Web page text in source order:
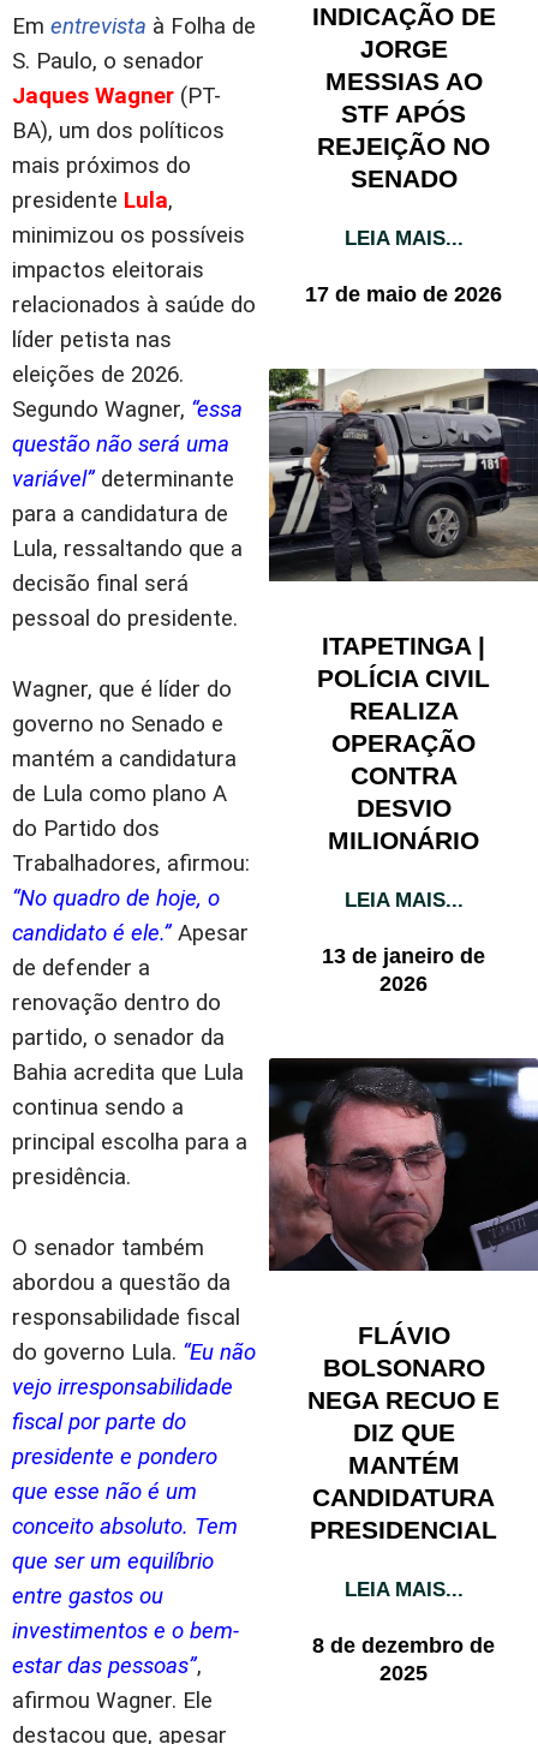
Em entrevista à Folha de
S. Paulo, o senador
Jaques Wagner (PT-
BA), um dos políticos
mais próximos do
presidente Lula,
minimizou os possíveis
impactos eleitorais
relacionados à saúde do
líder petista nas
eleições de 2026.
Segundo Wagner, “essa
questão não será uma
variável”determinante
para a candidatura de
Lula, ressaltando que a
decisão final será
pessoal do presidente.
Wagner, que é líder do
governo no Senado e
mantém a candidatura
de Lula como plano A
do Partido dos
Trabalhadores, afirmou:
“No quadro de hoje, o
candidato é ele.”Apesar
de defender a
renovação dentro do
partido, o senador da
Bahia acredita que Lula
continua sendo a
principal escolha para a
presidência.
O senador também
abordou a questão da
responsabilidade fiscal
do governo Lula. “Eu não
vejo irresponsabilidade
fiscal por parte do
presidente e pondero
que esse não é um
conceito absoluto. Tem
que ser um equilíbrio
entre gastos ou
investimentos e o bem-
estar das pessoas”,
afirmou Wagner. Ele
destacou que, apesar
INDICAÇÃO DE
JORGE
MESSIAS AO
STF APÓS
REJEIÇÃO NO
SENADO
LEIA MAIS...
17 de maio de 2026
ITAPETINGA |
POLÍCIA CIVIL
REALIZA
OPERAÇÃO
CONTRA
DESVIO
MILIONÁRIO
LEIA MAIS...
13 de janeiro de
2026
FLÁVIO
BOLSONARO
NEGA RECUO E
DIZ QUE
MANTÉM
CANDIDATURA
PRESIDENCIAL
LEIA MAIS...
8 de dezembro de
2025